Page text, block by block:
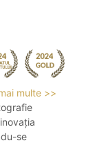
multe >>
se